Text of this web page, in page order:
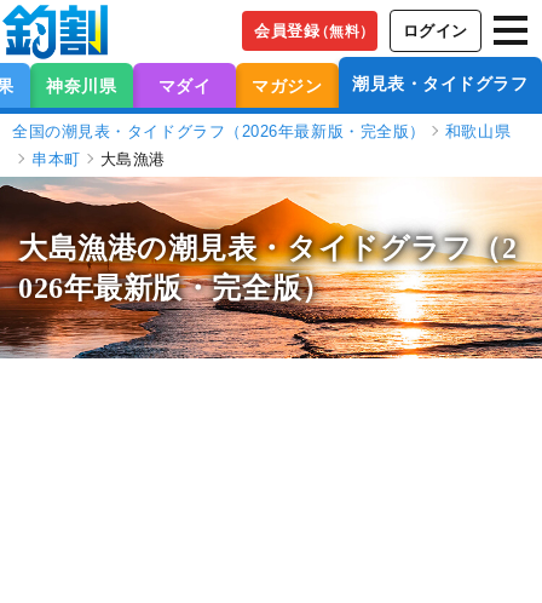
会員登録（無料） ログイン
神奈川県 マダイ マガジン 潮見表・タイドグラフ
全国の潮見表・タイドグラフ（2026年最新版・完全版）
和歌山県
串本町
大島漁港
大島漁港の潮見表・タイドグラフ（2
026年最新版・完全版）